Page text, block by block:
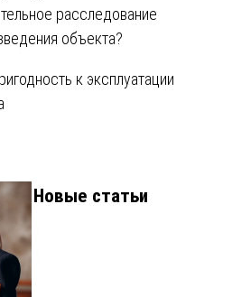
расследование
объекта?
к эксплуатации
Новые статьи